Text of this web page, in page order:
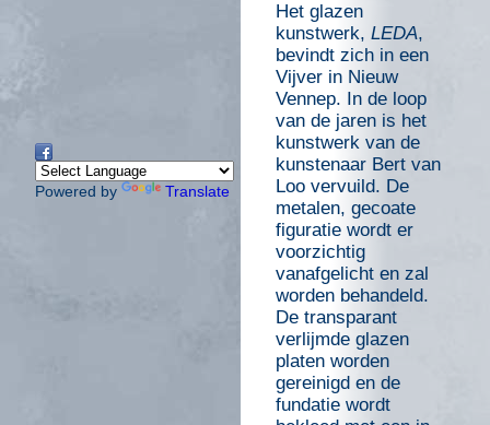
Powered by Translate
Het glazen
kunstwerk, LEDA,
bevindt zich in een
Vijver in Nieuw
Vennep. In de loop
van de jaren is het
kunstwerk van de
kunstenaar Bert van
Loo vervuild. De
metalen, gecoate
figuratie wordt er
voorzichtig
vanafgelicht en zal
worden behandeld.
De transparant
verlijmde glazen
platen worden
gereinigd en de
fundatie wordt